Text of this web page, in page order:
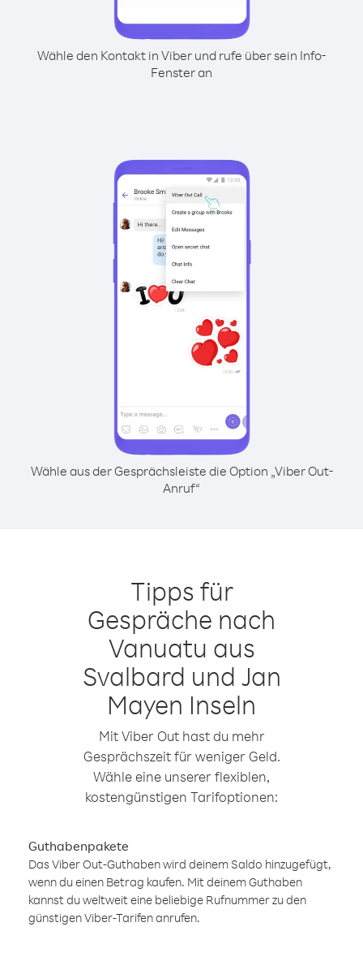
Wähle den Kontakt in Viber und rufe über sein Info-
Fenster an
Wähle aus der Gesprächsleiste die Option „Viber Out-
Anruf“
Tipps für
Gespräche nach
Vanuatu aus
Svalbard und Jan
Mayen Inseln
Mit Viber Out hast du mehr
Gesprächszeit für weniger Geld.
Wähle eine unserer flexiblen,
kostengünstigen Tarifoptionen:
Guthabenpakete
Das Viber Out-Guthaben wird deinem Saldo hinzugefügt,
wenn du einen Betrag kaufen. Mit deinem Guthaben
kannst du weltweit eine beliebige Rufnummer zu den
günstigen Viber-Tarifen anrufen.